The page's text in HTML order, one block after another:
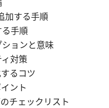
加する手順
手順
ョンと意味
対策
るコツ
ント
チェックリスト